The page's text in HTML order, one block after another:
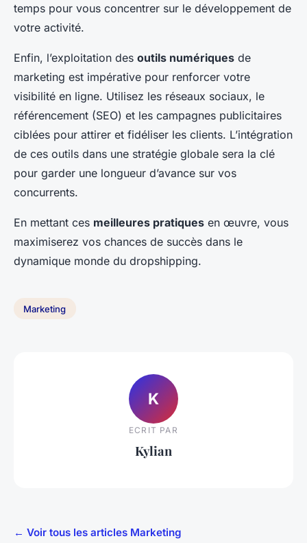
temps pour vous concentrer sur le développement de
votre activité.
Enfin, l’exploitation des outils numériques de
marketing est impérative pour renforcer votre
visibilité en ligne. Utilisez les réseaux sociaux, le
référencement (SEO) et les campagnes publicitaires
ciblées pour attirer et fidéliser les clients. L’intégration
de ces outils dans une stratégie globale sera la clé
pour garder une longueur d’avance sur vos
concurrents.
En mettant ces meilleures pratiques en œuvre, vous
maximiserez vos chances de succès dans le
dynamique monde du dropshipping.
Marketing
K
ECRIT PAR
Kylian
← Voir tous les articles Marketing